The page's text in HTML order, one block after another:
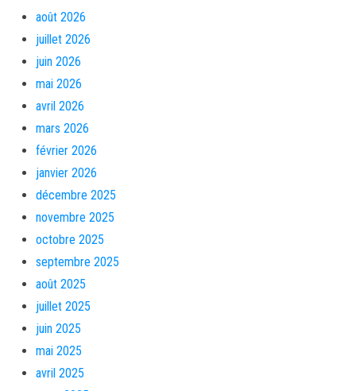
août 2026
juillet 2026
juin 2026
mai 2026
avril 2026
mars 2026
février 2026
janvier 2026
décembre 2025
novembre 2025
octobre 2025
septembre 2025
août 2025
juillet 2025
juin 2025
mai 2025
avril 2025